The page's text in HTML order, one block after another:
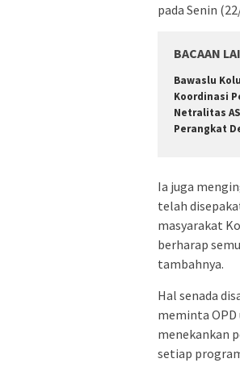
pada Senin
BACAAN
Bawaslu
Koordinasi
Netralitas
Perangkat
Ia juga
telah
masyarakat
berharap
tambahnya.
Hal senada
meminta
menekankan
setiap